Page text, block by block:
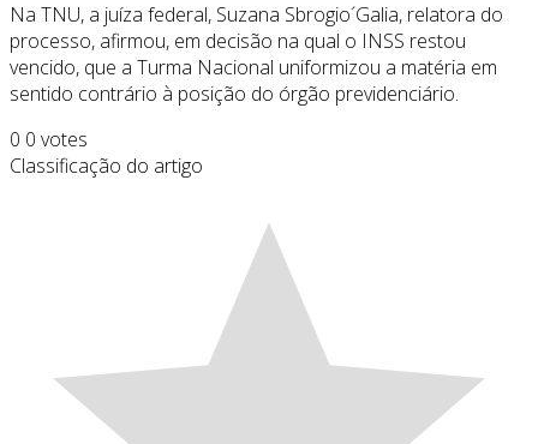
Na TNU, a juíza federal, Suzana Sbrogio´Galia, relatora do
processo, afirmou, em decisão na qual o INSS restou
vencido, que a Turma Nacional uniformizou a matéria em
sentido contrário à posição do órgão previdenciário.
0 0 votes
Classificação do artigo